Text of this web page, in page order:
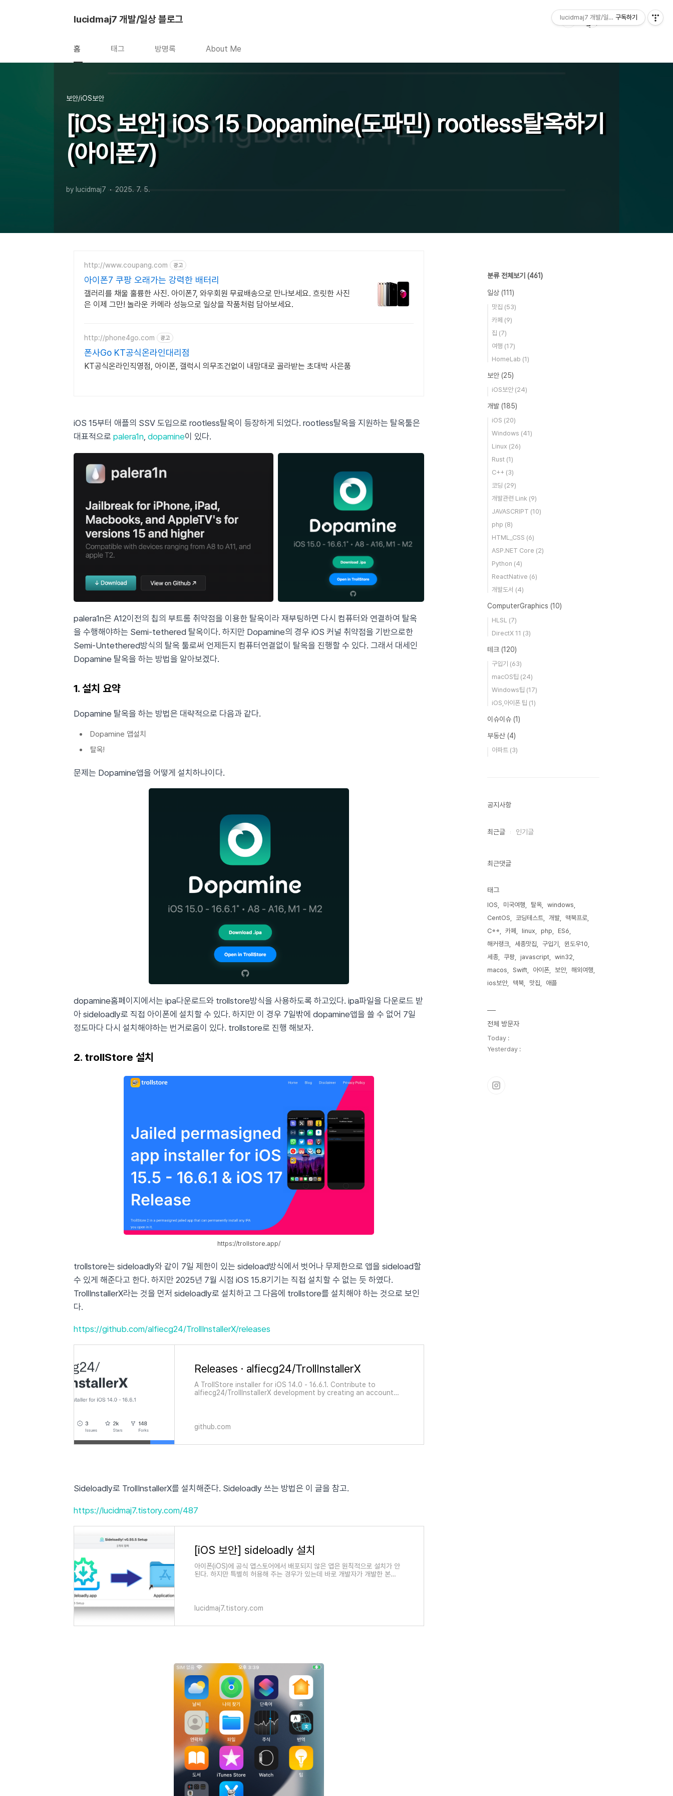
lucidmaj7 개발/일상 블로그
홈 태그 방명록 About Me
보안/iOS보안
[iOS 보안] iOS 15 Dopamine(도파민) rootless탈옥하기
(아이폰7)
by lucidmaj7 2025. 7. 5.
http://www.coupang.com 광고
아이폰7 쿠팡 오래가는 강력한 배터리
갤러리를 채울 훌륭한 사진. 아이폰7, 와우회원 무료배송으로 만나보세요. 흐릿한 사진
은 이제 그만! 놀라운 카메라 성능으로 일상을 작품처럼 담아보세요.
http://phone4go.com 광고
폰사Go KT공식온라인대리점
KT공식온라인직영점, 아이폰, 갤럭시 의무조건없이 내맘대로 골라받는 초대박 사은품
iOS 15부터 애플의 SSV 도입으로 rootless탈옥이 등장하게 되었다. rootless탈옥을 지원하는 탈옥툴은
대표적으로 palera1n, dopamine이 있다.
palera1n은 A12이전의 칩의 부트롬 취약점을 이용한 탈옥이라 재부팅하면 다시 컴퓨터와 연결하여 탈옥
을 수행해야하는 Semi-tethered 탈옥이다. 하지만 Dopamine의 경우 iOS 커널 취약점을 기반으로한
Semi-Untethered방식의 탈옥 툴로써 언제든지 컴퓨터연결없이 탈옥을 진행할 수 있다. 그래서 대세인
Dopamine 탈옥을 하는 방법을 알아보겠다.
1. 설치 요약
Dopamine 탈옥을 하는 방법은 대략적으로 다음과 같다.
Dopamine 앱설치
탈옥!
문제는 Dopamine앱을 어떻게 설치하냐이다.
dopamine홈페이지에서는 ipa다운로드와 trollstore방식을 사용하도록 하고있다. ipa파일을 다운로드 받
아 sideloadly로 직접 아이폰에 설치할 수 있다. 하지만 이 경우 7일밖에 dopamine앱을 쓸 수 없어 7일
정도마다 다시 설치해야하는 번거로움이 있다. trollstore로 진행 해보자.
2. trollStore 설치
https://trollstore.app/
trollstore는 sideloadly와 같이 7일 제한이 있는 sideload방식에서 벗어나 무제한으로 앱을 sideload할
수 있게 해준다고 한다. 하지만 2025년 7월 시점 iOS 15.8기기는 직접 설치할 수 없는 듯 하였다.
TrollInstallerX라는 것을 먼저 sideloadly로 설치하고 그 다음에 trollstore를 설치해야 하는 것으로 보인
다.
https://github.com/alfiecg24/TrollInstallerX/releases
Releases · alfiecg24/TrollInstallerX
A TrollStore installer for iOS 14.0 - 16.6.1. Contribute to
alfiecg24/TrollInstallerX development by creating an account
github.com
Sideloadly로 TrollInstallerX를 설치해준다. Sideloadly 쓰는 방법은 이 글을 참고.
https://lucidmaj7.tistory.com/487
[iOS 보안] sideloadly 설치
아이폰(iOS)에 공식 앱스토어에서 배포되지 않은 앱은 원칙적으로 설치가 안
된다. 하지만 특별히 허용해 주는 경우가 있는데 바로 개발자가 개발한 본인
lucidmaj7.tistory.com
분류 전체보기(461)
일상(111)
맛집 (53)
카페 (9)
집 (7)
여행 (17)
HomeLab (1)
보안(25)
iOS보안 (24)
개발(185)
iOS (20)
Windows (41)
Linux (26)
Rust (1)
C++ (3)
코딩 (29)
개발관련 Link (9)
JAVASCRIPT (10)
php (8)
HTML_CSS (6)
ASP.NET Core (2)
Python (4)
ReactNative (6)
개발도서 (4)
ComputerGraphics(10)
HLSL (7)
DirectX 11 (3)
테크(120)
구입기 (63)
macOS팁 (24)
Windows팁 (17)
iOS,아이폰 팁 (1)
이슈이슈(1)
부동산(4)
아파트 (3)
공지사항
최근글 인기글
최근댓글
태그
IOS 미국여행 탈옥
windows
CentOS
코딩테스트 개발
맥북프로
C++
카페 linux php
ES6
해커랭크
세종맛집 구입기
윈도우10
세종
쿠팡 javascript
win32
macos
Swift 아이폰 보안
해외여행
ios보안
맥북 맛집 애플
전체 방문자
Today :
Yesterday :
lucidmaj7 개발/일상 블로그
구독하기